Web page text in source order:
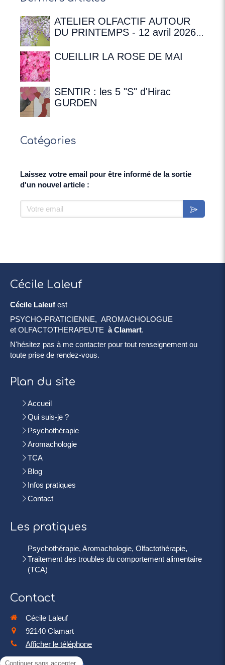
ATELIER OLFACTIF AUTOUR
DU PRINTEMPS - 12 avril 2026 à
Chateaubriand
CUEILLIR LA ROSE DE MAI
SENTIR : les 5 "S" d'Hirac
GURDEN
Catégories
Laissez votre email pour être informé de la sortie
d'un nouvel article :
Votre email
Cécile Laleuf
Cécile Laleuf est
PSYCHO-PRATICIENNE, AROMACHOLOGUE
et OLFACTOTHERAPEUTE à Clamart.
N'hésitez pas à me contacter pour tout renseignement ou
toute prise de rendez-vous.
Plan du site
Accueil
Qui suis-je ?
Psychothérapie
Aromachologie
TCA
Blog
Infos pratiques
Contact
Les pratiques
Psychothérapie, Aromachologie, Olfactothérapie,
Traitement des troubles du comportement alimentaire
(TCA)
Contact
Cécile Laleuf
92140 Clamart
Afficher le téléphone